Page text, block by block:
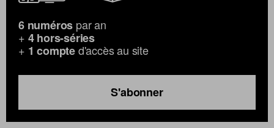
6 numéros par an
+ 4 hors-séries
+ 1 compted'accès au site
S'abonner